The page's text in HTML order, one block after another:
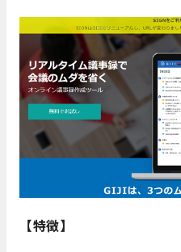
【特徴】